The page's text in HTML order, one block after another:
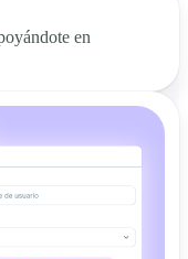
en